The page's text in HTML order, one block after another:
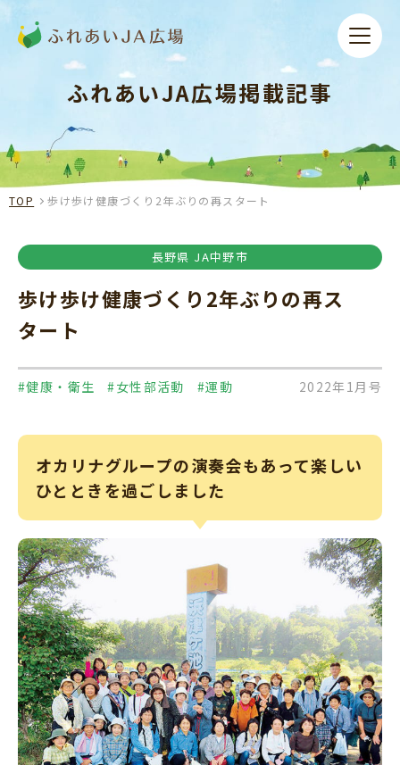
ふれあいJA広場掲載記事
TOP 歩け歩け健康づくり2年ぶりの再スタート
長野県 JA中野市
歩け歩け健康づくり2年ぶりの再ス
タート
#健康・衛生 #女性部活動 #運動 2022年1月号
オカリナグループの演奏会もあって楽しい
ひとときを過ごしました